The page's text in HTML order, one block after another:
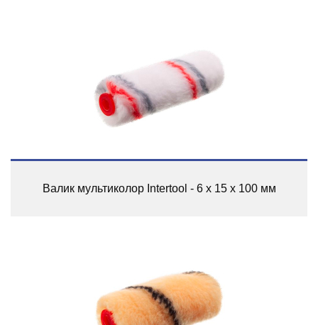
Валик мультиколор Intertool - 6 х 15 х 100 мм